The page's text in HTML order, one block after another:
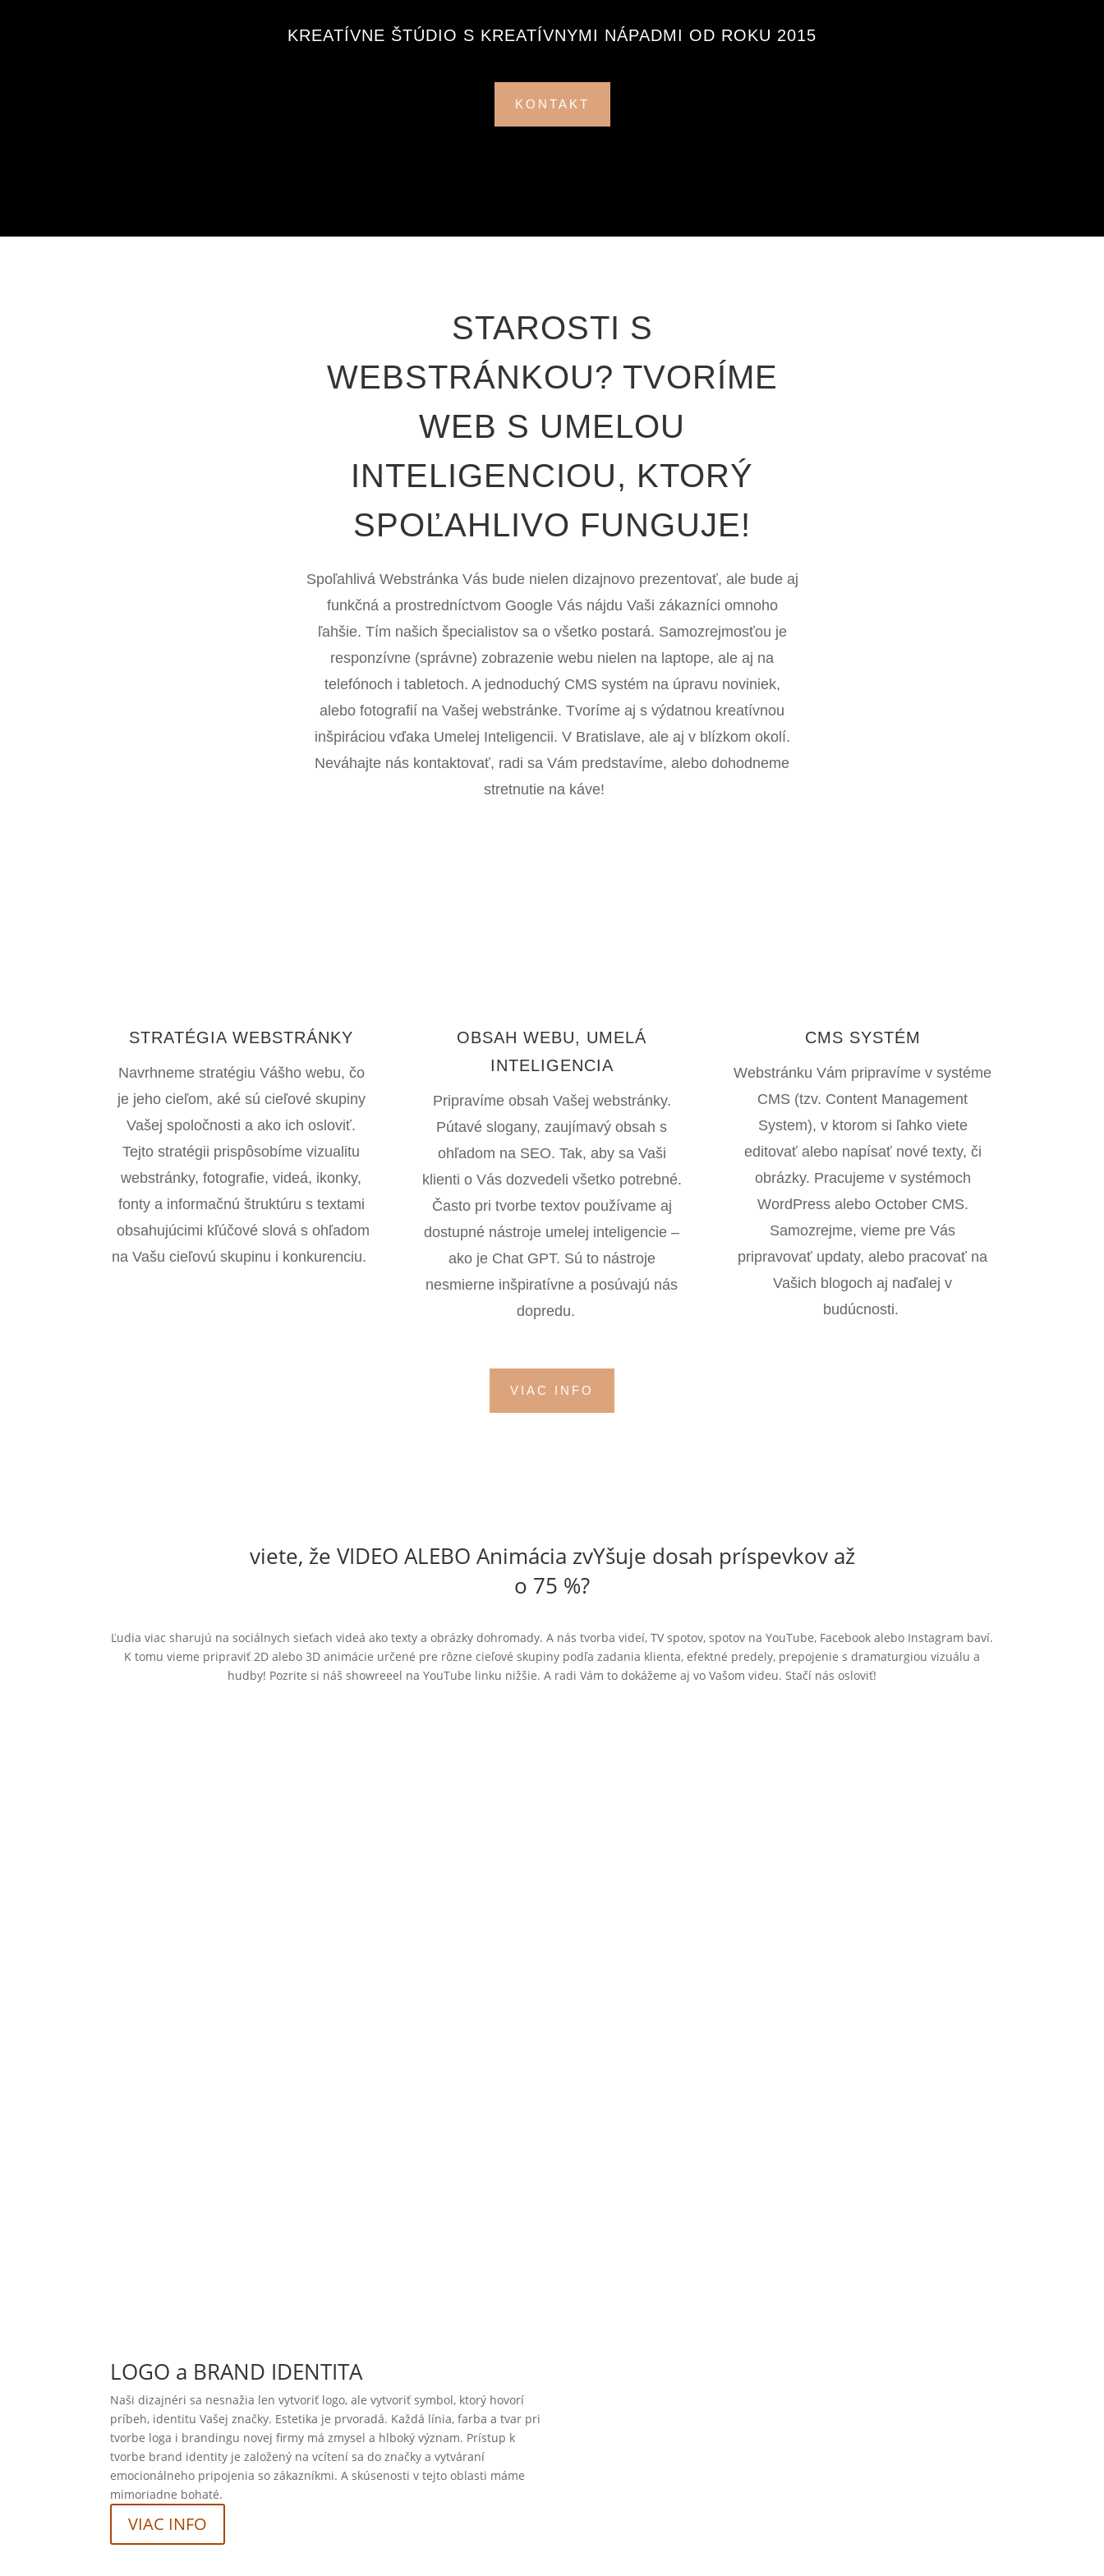
KREATÍVNE ŠTÚDIO S KREATÍVNYMI NÁPADMI OD ROKU 2015
KONTAKT
STAROSTI S
WEBSTRÁNKOU? TVORÍME
WEB S UMELOU
INTELIGENCIOU, KTORÝ
SPOĽAHLIVO FUNGUJE!
Spoľahlivá Webstránka Vás bude nielen dizajnovo prezentovať, ale bude aj
funkčná a prostredníctvom Google Vás nájdu Vaši zákazníci omnoho
ľahšie. Tím našich špecialistov sa o všetko postará. Samozrejmosťou je
responzívne (správne) zobrazenie webu nielen na laptope, ale aj na
telefónoch i tabletoch. A jednoduchý CMS systém na úpravu noviniek,
alebo fotografií na Vašej webstránke. Tvoríme aj s výdatnou kreatívnou
inšpiráciou vďaka Umelej Inteligencii. V Bratislave, ale aj v blízkom okolí.
Neváhajte nás kontaktovať, radi sa Vám predstavíme, alebo dohodneme
stretnutie na káve!
STRATÉGIA WEBSTRÁNKY
Navrhneme stratégiu Vášho webu, čo
je jeho cieľom, aké sú cieľové skupiny
Vašej spoločnosti a ako ich osloviť.
Tejto stratégii prispôsobíme vizualitu
webstránky, fotografie, videá, ikonky,
fonty a informačnú štruktúru s textami
obsahujúcimi kľúčové slová s ohľadom
na Vašu cieľovú skupinu i konkurenciu.
OBSAH WEBU, UMELÁ
INTELIGENCIA
Pripravíme obsah Vašej webstránky.
Pútavé slogany, zaujímavý obsah s
ohľadom na SEO. Tak, aby sa Vaši
klienti o Vás dozvedeli všetko potrebné.
Často pri tvorbe textov používame aj
dostupné nástroje umelej inteligencie –
ako je Chat GPT. Sú to nástroje
nesmierne inšpiratívne a posúvajú nás
dopredu.
CMS SYSTÉM
Webstránku Vám pripravíme v systéme
CMS (tzv. Content Management
System), v ktorom si ľahko viete
editovať alebo napísať nové texty, či
obrázky. Pracujeme v systémoch
WordPress alebo October CMS.
Samozrejme, vieme pre Vás
pripravovať updaty, alebo pracovať na
Vašich blogoch aj naďalej v
budúcnosti.
VIAC INFO
viete, že VIDEO ALEBO Animácia zvYšuje dosah príspevkov až
o 75 %?
Ľudia viac sharujú na sociálnych sieťach videá ako texty a obrázky dohromady. A nás tvorba videí, TV spotov, spotov na YouTube, Facebook alebo Instagram baví.
K tomu vieme pripraviť 2D alebo 3D animácie určené pre rôzne cieľové skupiny podľa zadania klienta, efektné predely, prepojenie s dramaturgiou vizuálu a
hudby! Pozrite si náš showreeel na YouTube linku nižšie. A radi Vám to dokážeme aj vo Vašom videu. Stačí nás osloviť!
LOGO a BRAND IDENTITA
Naši dizajnéri sa nesnažia len vytvoriť logo, ale vytvoriť symbol, ktorý hovorí
príbeh, identitu Vašej značky. Estetika je prvoradá. Každá línia, farba a tvar pri
tvorbe loga i brandingu novej firmy má zmysel a hlboký význam. Prístup k
tvorbe brand identity je založený na vcítení sa do značky a vytváraní
emocionálneho pripojenia so zákazníkmi. A skúsenosti v tejto oblasti máme
mimoriadne bohaté.
VIAC INFO